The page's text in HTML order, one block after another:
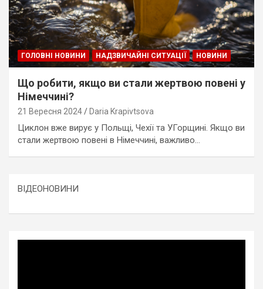
ГОЛОВНІ НОВИНИ НАДЗВИЧАЙНІ СИТУАЦІЇ НОВИНИ
Що робити, якщо ви стали жертвою повені у
Німеччині?
21 Вересня 2024 Daria Krapivtsova
Циклон вже вирує у Польщі, Чехії та УГорщині. Якщо ви
стали жертвою повені в Німеччині, важливо…
ВІДЕОНОВИНИ